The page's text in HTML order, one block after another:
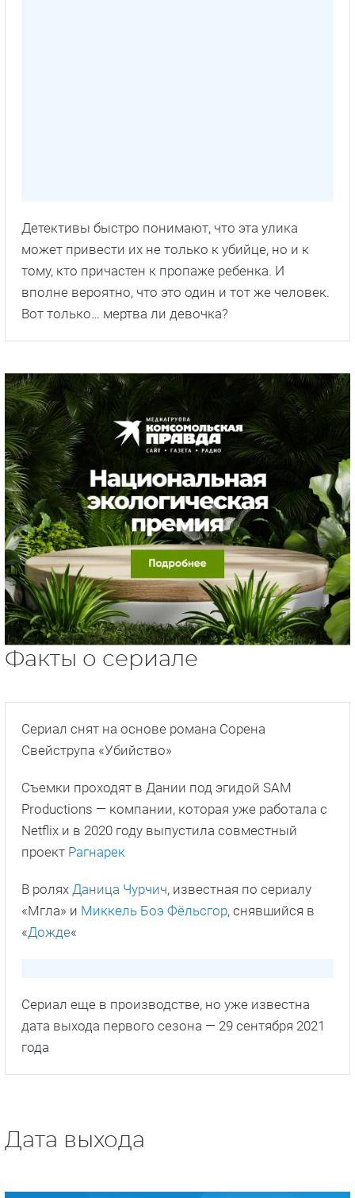
Детективы быстро понимают, что эта улика
может привести их не только к убийце, но и к
тому, кто причастен к пропаже ребенка. И
вполне вероятно, что это один и тот же человек.
Вот только… мертва ли девочка?
Факты о сериале
Сериал снят на основе романа Сорена
Свейструпа «Убийство»
Съемки проходят в Дании под эгидой SAM
Productions — компании, которая уже работала с
Netflix и в 2020 году выпустила совместный
проект Рагнарек
В ролях Даница Чурчич, известная по сериалу
«Мгла» и Миккель Боэ Фёльсгор, снявшийся в
«Дожде«
Сериал еще в производстве, но уже известна
дата выхода первого сезона — 29 сентября 2021
года
Дата выхода